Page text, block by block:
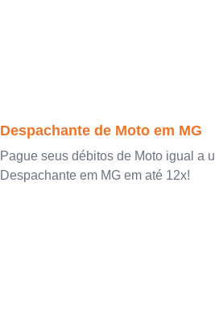
Despachante de Moto em MG
Pague seus débitos de Moto igual a
Despachante em MG em até 12x!